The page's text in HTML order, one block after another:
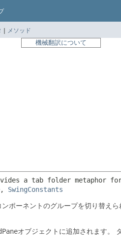
| メソッド
機械翻訳について
a tab folder metaphor
, SwingConstants
ポーネントのグループを切り替えら
オブジェクトに追加されます。